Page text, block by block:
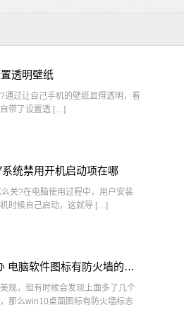
透明壁纸
过让自己手机的壁纸显得透明，看
带了设置透 […]
统禁用开机启动项在哪
?在电脑使用过程中，用户安装
时候自己启动，这就导 […]
win10桌面图标有防火墙标志怎么办 电脑软件图标有防火墙的小图标怎么去掉
观，但有时候会发现上面多了几个
那么win10桌面图标有防火墙标志